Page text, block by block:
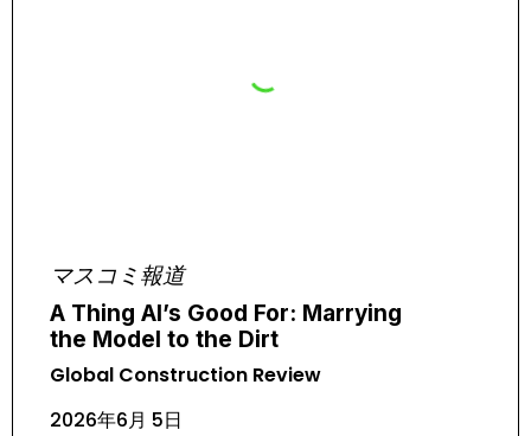
マスコミ報道
A Thing AI’s Good For: Marrying
the Model to the Dirt
Global Construction Review
2026年6月 5日